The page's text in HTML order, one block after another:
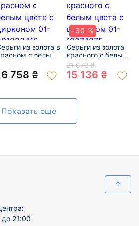
из золота в
с белым
201023416
758 ₴
-30 %
Серьги из золота
красного с белым
цвета с цирконом
01-19274875
21 672 ₴
15 136 ₴
Показать еще
↑
21:00